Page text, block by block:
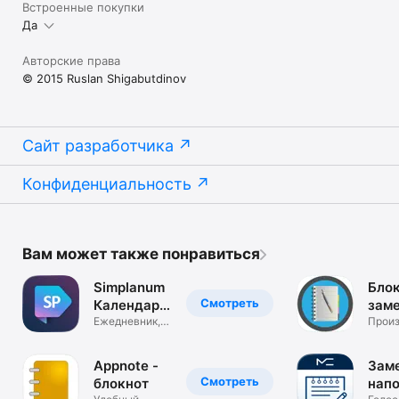
Встроенные покупки
Да
Авторские права
© 2015 Ruslan Shigabutdinov
Сайт разработчика
Конфиденциальность
Вам может также понравиться
Смотреть
Simplanum
Календарь
и Заметки
Ежедневник,
Смотреть
Appnote -
блокнот